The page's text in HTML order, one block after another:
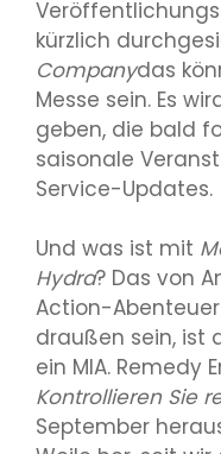
kürzlich
Companydas
Messe sein. Es
geben, die bald
saisonale
Service-Updates.
Und was ist mit
Hydra? Das von
Action-
draußen sein, ist
ein MIA. Remedy
Kontrollieren Sie
September